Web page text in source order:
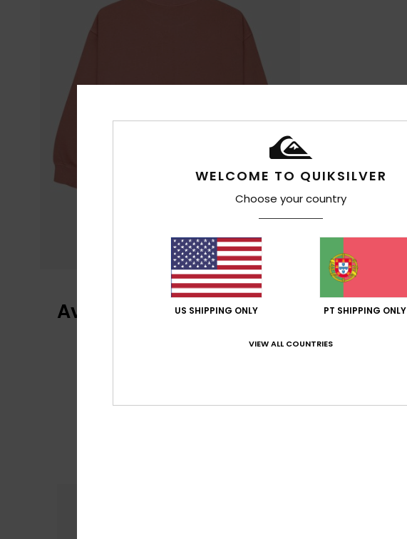
Avaliações dos clientes
WELCOME TO QUIKSILVER
Choose your country
US SHIPPING ONLY PT SHIPPING ONLY
VIEW ALL COUNTRIES